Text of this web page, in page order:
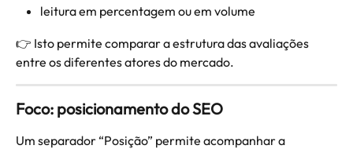
leitura em percentagem ou em volume
👉 Isto permite comparar a estrutura das avaliações
entre os diferentes atores do mercado.
Foco: posicionamento do SEO
Um separador “Posição” permite acompanhar a